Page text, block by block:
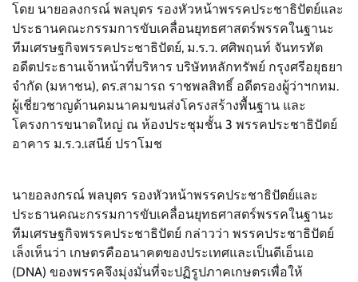
โดย นายอลงกรณ์ พลบุตร รองหัวหน้าพรรคประชาธิปัตย์และ
ประธานคณะกรรมการขับเคลื่อนยุทธศาสตร์พรรคในฐานะ
ทีมเศรษฐกิจพรรคประชาธิปัตย์, ม.ร.ว. ศศิพฤนท์ จันทรทัต
อดีตประธานเจ้าหน้าที่บริหาร บริษัทหลักทรัพย์ กรุงศรีอยุธยา
จำกัด (มหาชน), ดร.สามารถ ราชพลสิทธิ์ อดีตรองผู้ว่าฯกทม.
ผู้เชี่ยวชาญด้านคมนาคมขนส่งโครงสร้างพื้นฐาน และ
โครงการขนาดใหญ่ ณ ห้องประชุมชั้น 3 พรรคประชาธิปัตย์
อาคาร ม.ร.ว.เสนีย์ ปราโมช
นายอลงกรณ์ พลบุตร รองหัวหน้าพรรคประชาธิปัตย์และ
ประธานคณะกรรมการขับเคลื่อนยุทธศาสตร์พรรคในฐานะ
ทีมเศรษฐกิจพรรคประชาธิปัตย์ กล่าวว่า พรรคประชาธิปัตย์
เล็งเห็นว่า เกษตรคืออนาคตของประเทศและเป็นดีเอ็นเอ
(DNA) ของพรรคจึงมุ่งมั่นที่จะปฏิรูปภาคเกษตรเพื่อให้